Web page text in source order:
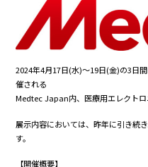
2024年4月17日(水)～19日(金)の3日
催される
Medtec Japan内、医療用エレクトロ
展示内容においては、昨年に引き続
す。
【開催概要】